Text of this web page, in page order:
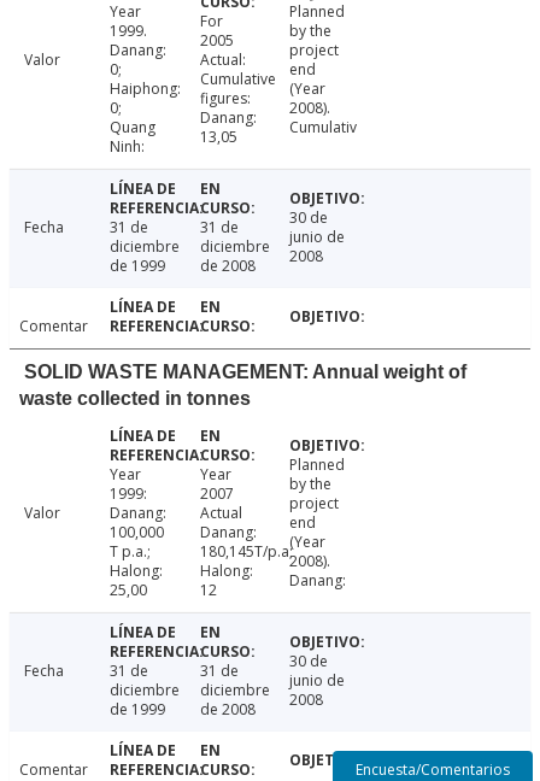
Valor
Year
1999.
Danang:
0;
Haiphong:
0;
Quang
Ninh:
For
2005
Actual:
Cumulative
figures:
Danang:
13,05
Planned
by the
project
end
(Year
2008).
Cumulativ
Fecha
31 de
diciembre
de 1999
31 de
diciembre
de 2008
30 de
junio de
2008
Comentar
SOLID WASTE MANAGEMENT: Annual weight of
waste collected in tonnes
Valor
Year
1999:
Danang:
100,000
T p.a.;
Halong:
25,00
Year
2007
Actual
Danang:
180,145T/p.a;
Halong:
12
Planned
by the
project
end
(Year
2008).
Danang:
Fecha
31 de
diciembre
de 1999
31 de
diciembre
de 2008
30 de
junio de
2008
Comentar Encuesta/Comentarios